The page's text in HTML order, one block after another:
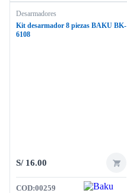
Desarmadores
Kit desarmador 8 piezas BAKU BK-
6108
S/16.00
COD:00259